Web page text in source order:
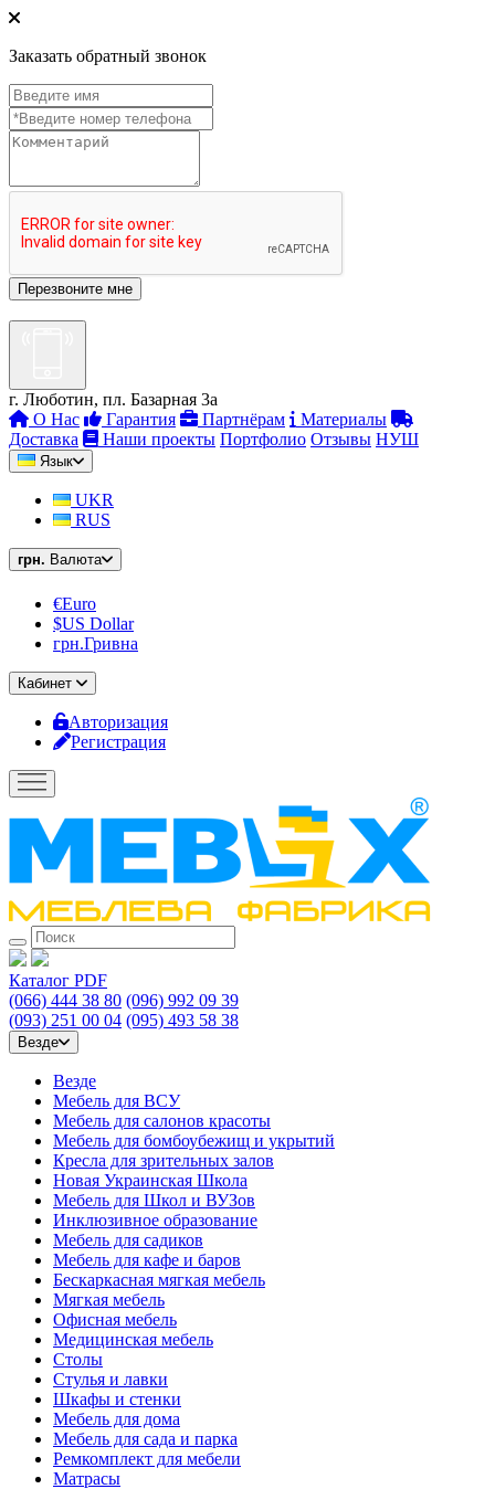
Заказать обратный звонок
г. Люботин, пл. Базарная 3а
О Нас
Гарантия Партнёрам
Материалы
Доставка
Наши проекты Портфолио Отзывы НУШ
Язык
UKR
RUS
грн. Валюта
€Euro
$US Dollar
грн.Гривна
Кабинет
Авторизация
Регистрация
Каталог PDF
(066) 444 38 80 (096) 992 09 39
(093) 251 00 04 (095) 493 58 38
Везде
Везде
Мебель для ВСУ
Мебель для салонов красоты
Мебель для бомбоубежищ и укрытий
Кресла для зрительных залов
Новая Украинская Школа
Мебель для Школ и ВУЗов
Инклюзивное образование
Мебель для садиков
Мебель для кафе и баров
Бескаркасная мягкая мебель
Мягкая мебель
Офисная мебель
Медицинская мебель
Столы
Стулья и лавки
Шкафы и стенки
Мебель для дома
Мебель для сада и парка
Ремкомплект для мебели
Матрасы